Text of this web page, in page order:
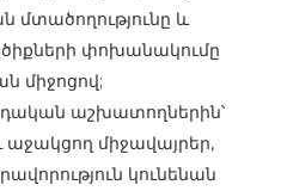
մտածողությունը և
փոխանակումը
միջոցով;
աշխատողներին՝
միջավայրեր,
կունենան